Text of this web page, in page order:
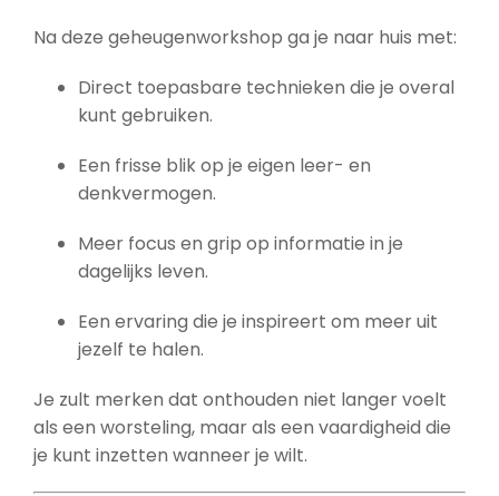
Na deze geheugenworkshop ga je naar huis met:
Direct toepasbare technieken die je overal
kunt gebruiken.
Een frisse blik op je eigen leer- en
denkvermogen.
Meer focus en grip op informatie in je
dagelijks leven.
Een ervaring die je inspireert om meer uit
jezelf te halen.
Je zult merken dat onthouden niet langer voelt
als een worsteling, maar als een vaardigheid die
je kunt inzetten wanneer je wilt.